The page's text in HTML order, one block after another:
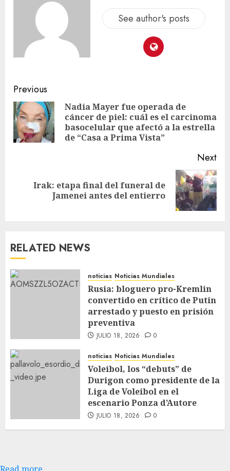
See author's posts
Previous
Nadia Mayer fue operada de
cáncer de piel: cuál es el carcinoma
basocelular que afectó a la estrella
de “Casa a Prima Vista”
Next
Irak: etapa final del funeral de
Jamenei antes del entierro
RELATED NEWS
noticias Noticias Mundiales
Rusia: bloguero pro-Kremlin
convertido en crítico de Putin
arrestado y puesto en prisión
preventiva
JULIO 18, 2026 0
noticias Noticias Mundiales
Voleibol, los “debuts” de
Durigon como presidente de la
Liga de Voleibol en el
escenario Ponza d’Autore
JULIO 18, 2026 0